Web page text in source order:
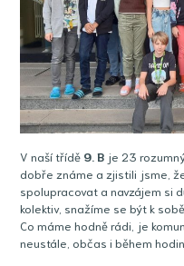
V naší třídě 9 . B je 23
dobře známe a zjistili jsme,
spolupracovat a navzájem si
kolektiv, snažíme se být k
Co máme hodně rádi, je
neustále, občas i během